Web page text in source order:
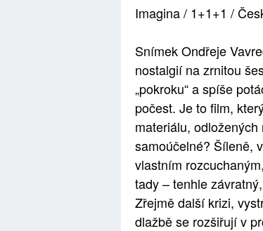
Imagina / 1+1+1 /
Snímek Ondřeje
nostalgií na zrnitou
„pokroku“ a spíše
počest. Je to film,
materiálu,
samoúčelné? Šíleně,
vlastním
tady – tenhle
Zřejmě další krizi,
dlažbě se rozšiřují v